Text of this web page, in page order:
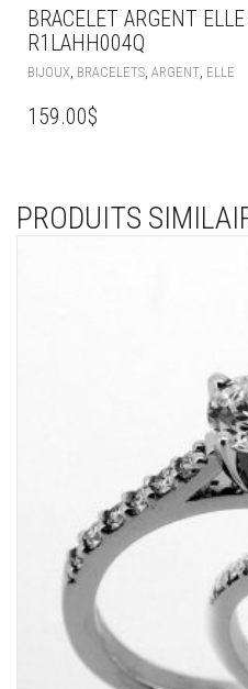
BRACELET ARGENT
R1LAHH004Q
BIJOUX, BRACELETS, ARGENT, ELLE
159.00$
PRODUITS